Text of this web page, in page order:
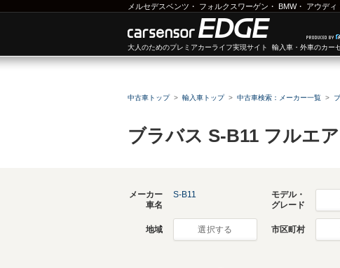
メルセデスベンツ ・ フォルクスワーゲン ・ BMW・ アウディ
大人のためのプレミアカーライフ実現サイト 輸入車・外車のカー
中古車トップ 輸入車トップ 中古車検索：メーカー一覧
ブラバス S-B11 フルエ
メーカー
車名
S-B11
モデル・
グレード
地域 選択する 市区町村